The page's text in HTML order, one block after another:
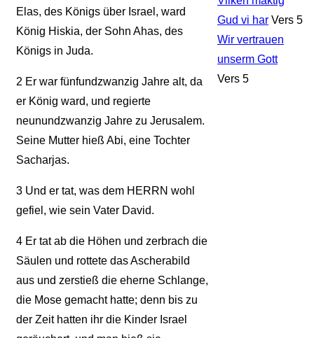
Elas, des Königs über Israel, ward
König Hiskia, der Sohn Ahas, des
Königs in Juda.
2 Er war fünfundzwanzig Jahre alt, da
er König ward, und regierte
neunundzwanzig Jahre zu Jerusalem.
Seine Mutter hieß Abi, eine Tochter
Sacharjas.
3Und er tat, was dem HERRN wohl
gefiel, wie sein Vater David.
4Er tat ab die Höhen und zerbrach die
Säulen und rottete das Ascherabild
aus und zerstieß die eherne Schlange,
die Mose gemacht hatte; denn bis zu
der Zeit hatten ihr die Kinder Israel
Gud vi har Vers 5
Wir vertrauen
unserm Gott
Vers 5